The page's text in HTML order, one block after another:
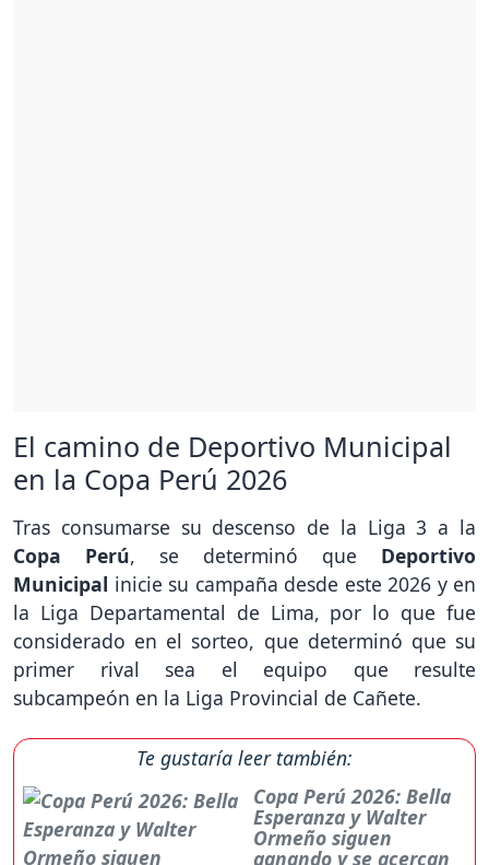
El camino de Deportivo Municipal
en la Copa Perú 2026
Tras consumarse su descenso de la Liga 3 a la
Copa Perú, se determinó que Deportivo
Municipal inicie su campaña desde este 2026 y en
la Liga Departamental de Lima, por lo que fue
considerado en el sorteo, que determinó que su
primer rival sea el equipo que resulte
subcampeón en la Liga Provincial de Cañete.
Te gustaría leer también:
Copa Perú 2026: Bella
Esperanza y Walter
Ormeño siguen
ganando y se acercan